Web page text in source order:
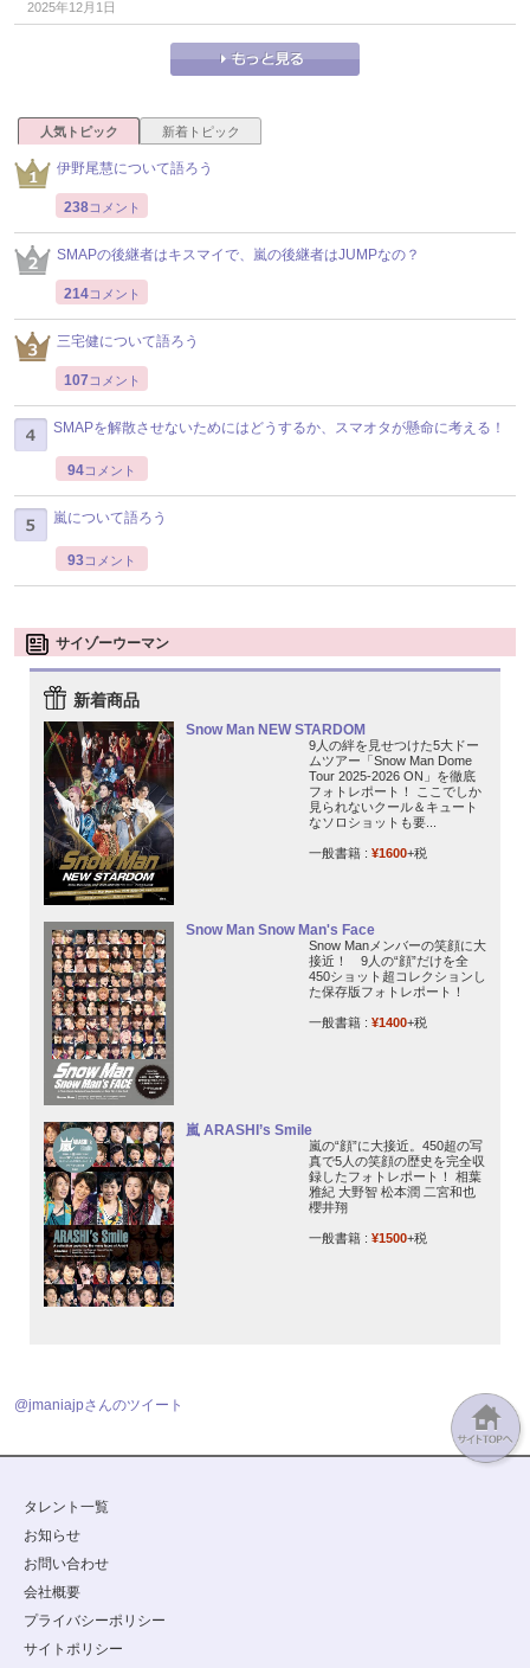
2025年12月1日
人気トピック 新着トピック
伊野尾慧について語ろう
238コメント
SMAPの後継者はキスマイで、嵐の後継者はJUMPなの？
214コメント
三宅健について語ろう
107 コメント
SMAPを解散させないためにはどうするか、スマオタが懸命に考える！
94コメント
嵐について語ろう
93コメント
サイゾーウーマン
新着商品
Snow Man NEW STARDOM
9人の絆を見せつけた5大ドー
ムツアー「Snow Man Dome
Tour 2025-2026 ON」を徹底
フォトレポート！ ここでしか
見られないクール＆キュート
なソロショットも要...
一般書籍 : ¥1600+税
Snow Man Snow Man's Face
Snow Manメンバーの笑顔に大
接近！ 9人の“顔”だけを全
450ショット超コレクションし
た保存版フォトレポート！
一般書籍 : ¥1400+税
嵐 ARASHI’s Smile
嵐の“顔”に大接近。450超の写
真で5人の笑顔の歴史を完全収
録したフォトレポート！ 相葉
雅紀 大野智 松本潤 二宮和也
櫻井翔
一般書籍 : ¥1500+税
@jmaniajpさんのツイート
タレント一覧
お知らせ
お問い合わせ
会社概要
プライバシーポリシー
サイトポリシー